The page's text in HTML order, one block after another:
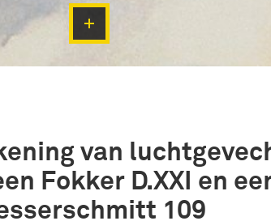
van
Fokker D.XXI en
109